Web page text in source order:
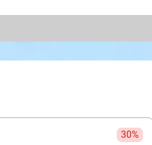
of juist hippe wijken en
Berlijn: iedere stad heeft z’n eigen
30%